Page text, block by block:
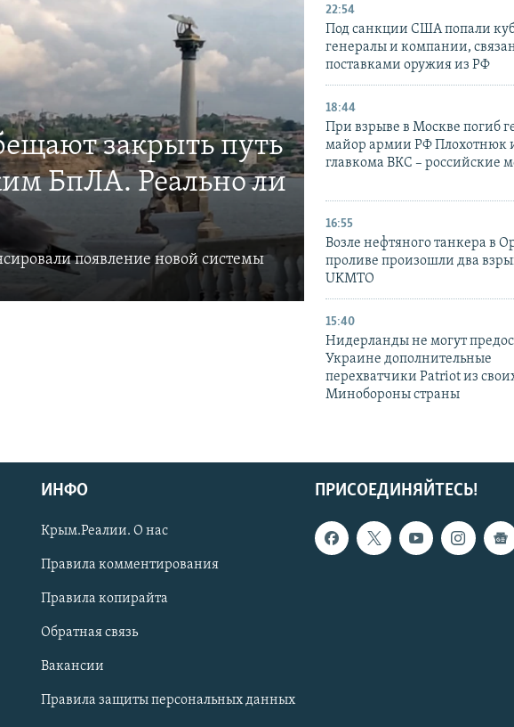
закрыть путь
БпЛА. Реально ли
появление новой системы
22:54
Под санкции США попали
генералы и компании,
поставками оружия из РФ
18:44
При взрыве в Москве погиб
майор армии РФ Плохотнюк
главкома ВКС – российские
16:55
Возле нефтяного танкера в
проливе произошли два
UKMTO
15:40
Нидерланды не могут
Украине дополнительные
перехватчики Patriot из
Минобороны страны
ПРИСОЕДИНЯЙТЕСЬ!
ИНФО
Крым.Реалии. О нас
Правила комментирования
Правила копирайта
Обратная связь
Вакансии
Правила защиты персональных данных